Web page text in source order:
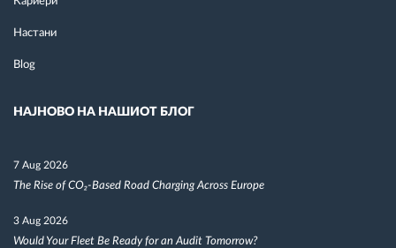
Настани
Blog
НАЈНОВО НА НАШИОТ БЛОГ
7 Aug 2026
The Rise of CO₂-Based Road Charging Across Europe
3 Aug 2026
Would Your Fleet Be Ready for an Audit Tomorrow?